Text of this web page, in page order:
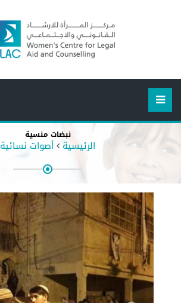
نبضات منسية
الرئيسية أصوات نسائية